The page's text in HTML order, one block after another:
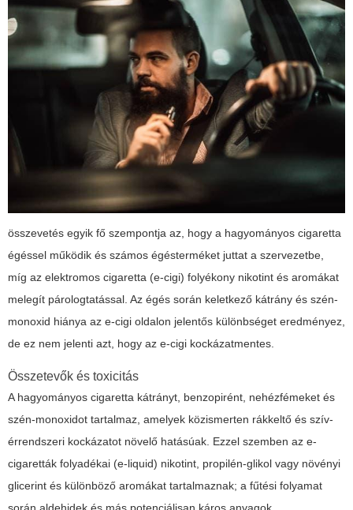
összevetés egyik fő szempontja az, hogy a hagyományos cigaretta
égéssel működik és számos égésterméket juttat a szervezetbe,
míg az elektromos cigaretta (e-cigi) folyékony nikotint és aromákat
melegít párologtatással. Az égés során keletkező kátrány és szén-
monoxid hiánya az e-cigi oldalon jelentős különbséget eredményez,
de ez nem jelenti azt, hogy az e-cigi kockázatmentes.
Összetevők és toxicitás
A hagyományos cigaretta kátrányt, benzopirént, nehézfémeket és
szén-monoxidot tartalmaz, amelyek közismerten rákkeltő és szív-
érrendszeri kockázatot növelő hatásúak. Ezzel szemben az e-
cigaretták folyadékai (e-liquid) nikotint, propilén-glikol vagy növényi
glicerint és különböző aromákat tartalmaznak; a fűtési folyamat
során aldehidek és más potenciálisan káros anyagok